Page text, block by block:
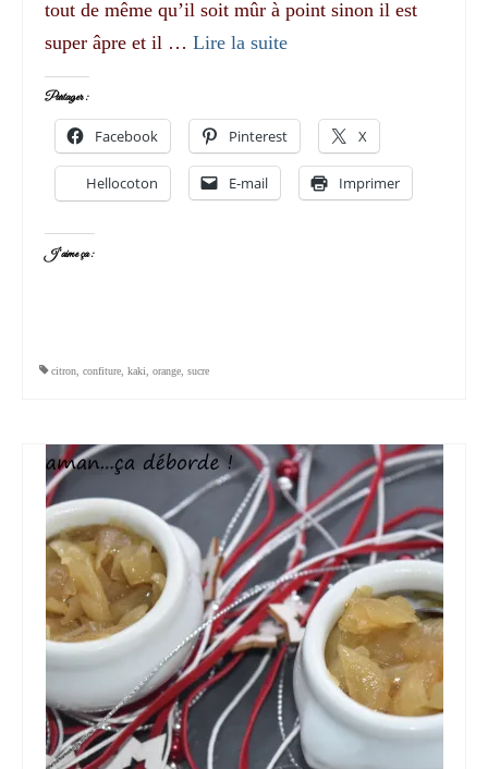
tout de même qu’il soit mûr à point sinon il est
super âpre et il … Lire la suite­­
Partager :
Facebook Pinterest X
Hellocoton E-mail Imprimer
J’aime ça :
citron confiture kaki orange sucre